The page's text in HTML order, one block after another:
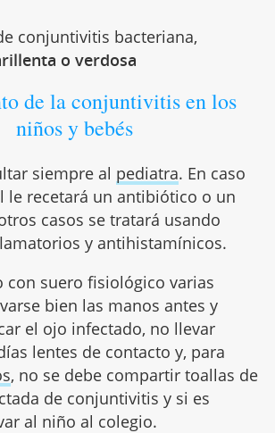
conjuntivitis bacteriana,
o verdosa
de la conjuntivitis en los
niños y bebés
siempre al pediatra. En caso
le recetará un antibiótico o un
casos se tratará usando
y antihistamínicos.
con suero fisiológico varias
bien las manos antes y
el ojo infectado, no llevar
lentes de contacto y, para
, no se debe compartir toallas de
de conjuntivitis y si es
al niño al colegio.